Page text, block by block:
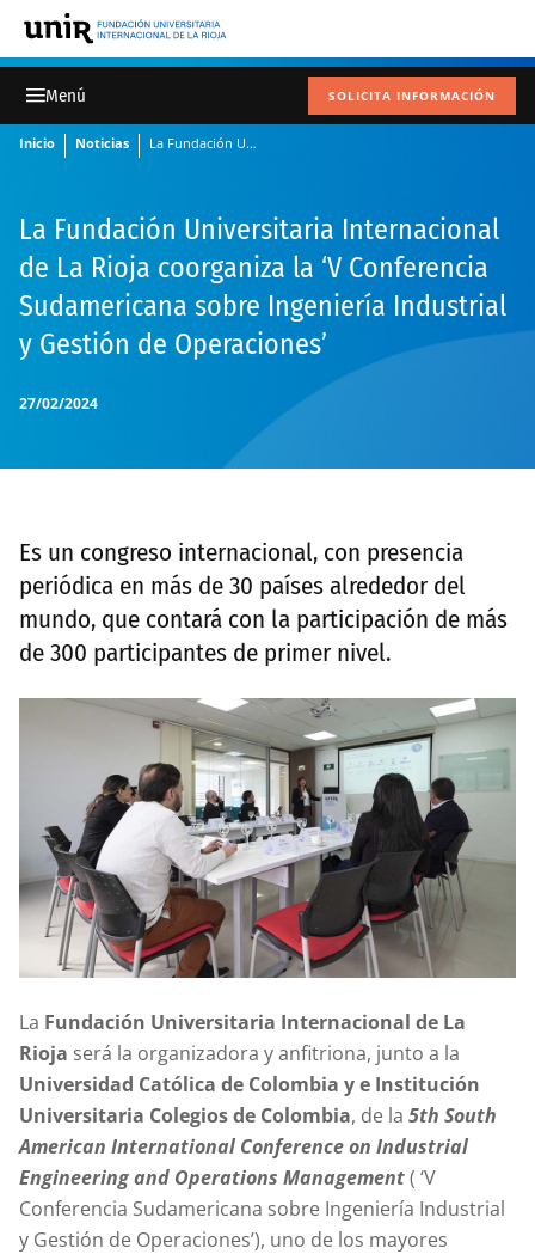
SOLICITA INFORMACIÓN
Inicio Noticias La Fundación Universitaria Internacional de La Rioja coorganiza la ‘V Conferencia Sudamericana sobre Ingeniería Industrial y Gestión de Operaciones’
27/02/2024
La Fundación Universitaria Internacional
de La Rioja coorganiza la ‘V Conferencia
Sudamericana sobre Ingeniería Industrial
y Gestión de Operaciones’
Es un congreso internacional, con presencia
periódica en más de 30 países alrededor del
mundo, que contará con la participación de más
de 300 participantes de primer nivel.
La Fundación Universitaria Internacional de La
Rioja será la organizadora y anfitriona, junto a la
Universidad Católica de Colombia y e Institución
Universitaria Colegios de Colombia, de la 5th South
American International Conference on Industrial
Engineering and Operations Management( ‘V
Conferencia Sudamericana sobre Ingeniería Industrial
y Gestión de Operaciones’), uno de los mayores